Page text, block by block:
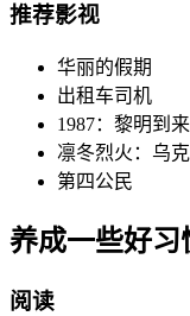
推荐影视
华丽的假期
出租车司机
1987：黎明到
凛冬烈火：乌
第四公民
养成一些好习
阅读